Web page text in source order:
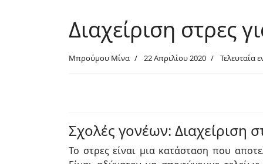
Διαχείριση στρες
Μπρούμου Μίνα 22 Απριλίου 2020 Τελευταία
Σχολές γονέων: Διαχείριση
Το στρες είναι μια κατάσταση που